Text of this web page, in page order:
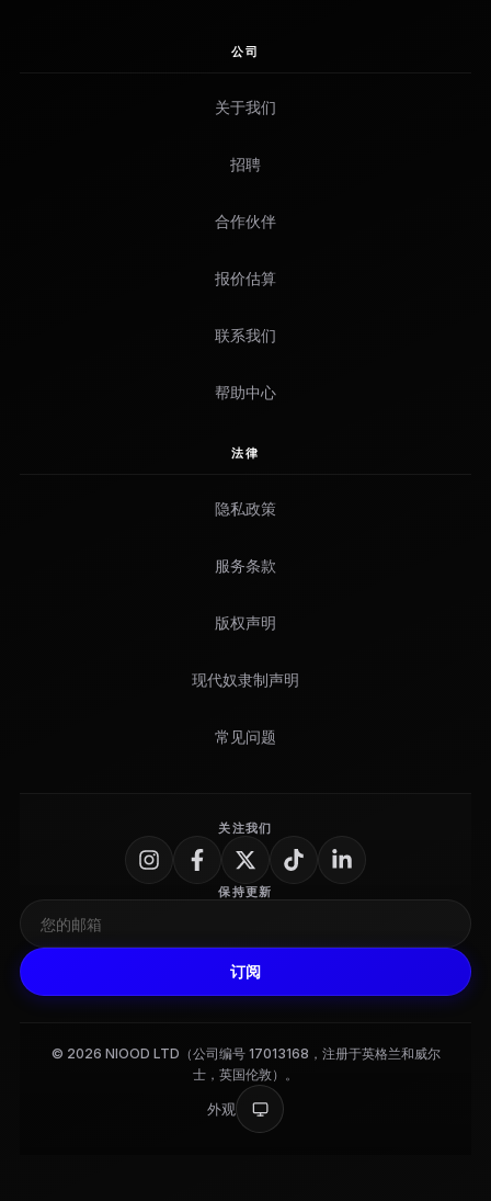
公司
关于我们
招聘
合作伙伴
报价估算
联系我们
帮助中心
法律
隐私政策
服务条款
版权声明
现代奴隶制声明
常见问题
关注我们
保持更新
订阅
© 2026 NIOOD LTD（公司编号 17013168，注册于英格兰和威尔
士，英国伦敦）。
外观